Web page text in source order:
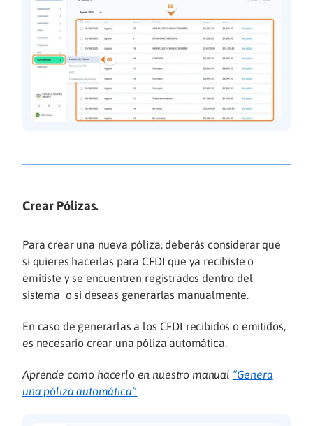
Crear Pólizas.
Para crear una nueva póliza, deberás considerar que
si quieres hacerlas para CFDI que ya recibiste o
emitiste y se encuentren registrados dentro del
sistema o si deseas generarlas manualmente.
En caso de generarlas a los CFDI recibidos o emitidos,
es necesario crear una póliza automática.
Aprende como hacerlo en nuestro manual “Genera
una póliza automática”.